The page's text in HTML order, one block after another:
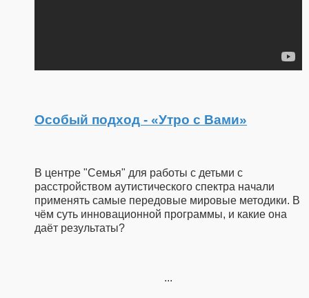
Особый подход - «Утро с Вами»
В центре "Семья" для работы с детьми с
расстройством аутистического спектра начали
применять самые передовые мировые методики. В
чём суть инновационной программы, и какие она
даёт результаты?
...